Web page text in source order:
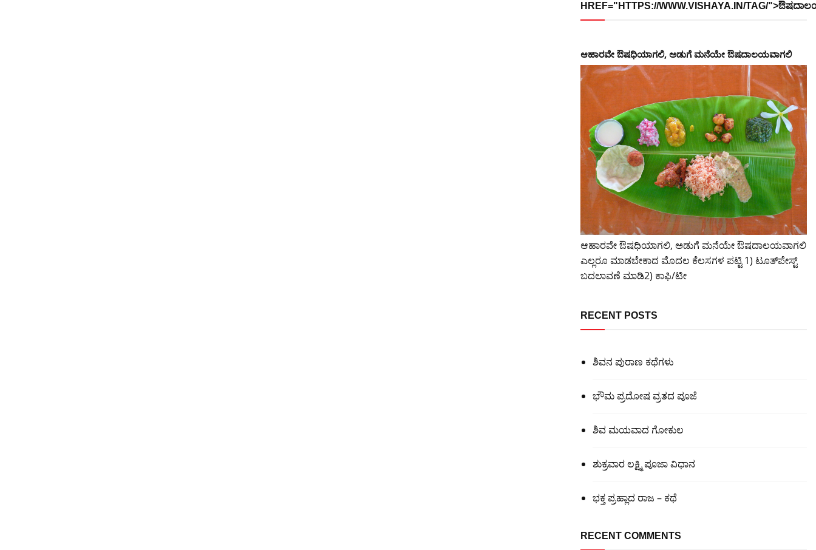
HREF="HTTPS://WWW.VISHAYA.IN/TAG/
ಆಹಾರವೇ ಔಷಧಿಯಾಗಲಿ, ಅಡುಗೆ ಮನೆಯೇ ಔಷದಾಲಯವಾಗಲಿ
ಆಹಾರವೇ ಔಷಧಿಯಾಗಲಿ, ಅಡುಗೆ ಮನೆಯೇ ಔಷದಾಲಯವಾಗಲಿ
ಎಲ್ಲರೂ ಮಾಡಬೇಕಾದ ಮೊದಲ ಕೆಲಸಗಳ ಪಟ್ಟಿ 1) ಟೂತ್‌ಪೇಸ್ಟ್
ಬದಲಾವಣೆ ಮಾಡಿ2) ಕಾಫಿ/ಟೀ
RECENT POSTS
ಶಿವನ ಪುರಾಣ ಕಥೆಗಳು
ಭೌಮ ಪ್ರದೋಷ ವ್ರತದ ಪೂಜೆ
ಶಿವ ಮಯವಾದ ಗೋಕುಲ
ಶುಕ್ರವಾರ ಲಕ್ಷ್ಮಿ ಪೂಜಾ ವಿಧಾನ
ಭಕ್ತ ಪ್ರಹ್ಲಾದ ರಾಜ – ಕಥೆ
RECENT COMMENTS